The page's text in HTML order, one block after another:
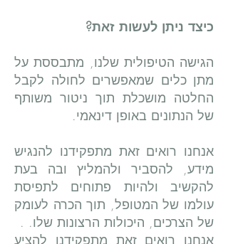
כיצד ניתן לעשות זאת?
הגישה הטיפולית שלנו, מתבססת על
מתן כלים שמאפשרים לחולה לקבל
החלטה מושכלת תוך ניטור משותף
של הנתונים באופן דינאמי.
אנחנו רואים זאת מתפקידנו להנגיש
מידע, להסביר ולהמליץ ובה בעת
להקשיב ולהיות פתוחים לתפיסת
עולמו של המטופל, תוך הכרה לעומק
של הצרכים, היכולות הרצונות שלו. .
אנחנו רואים זאת מתפקידנו להציע